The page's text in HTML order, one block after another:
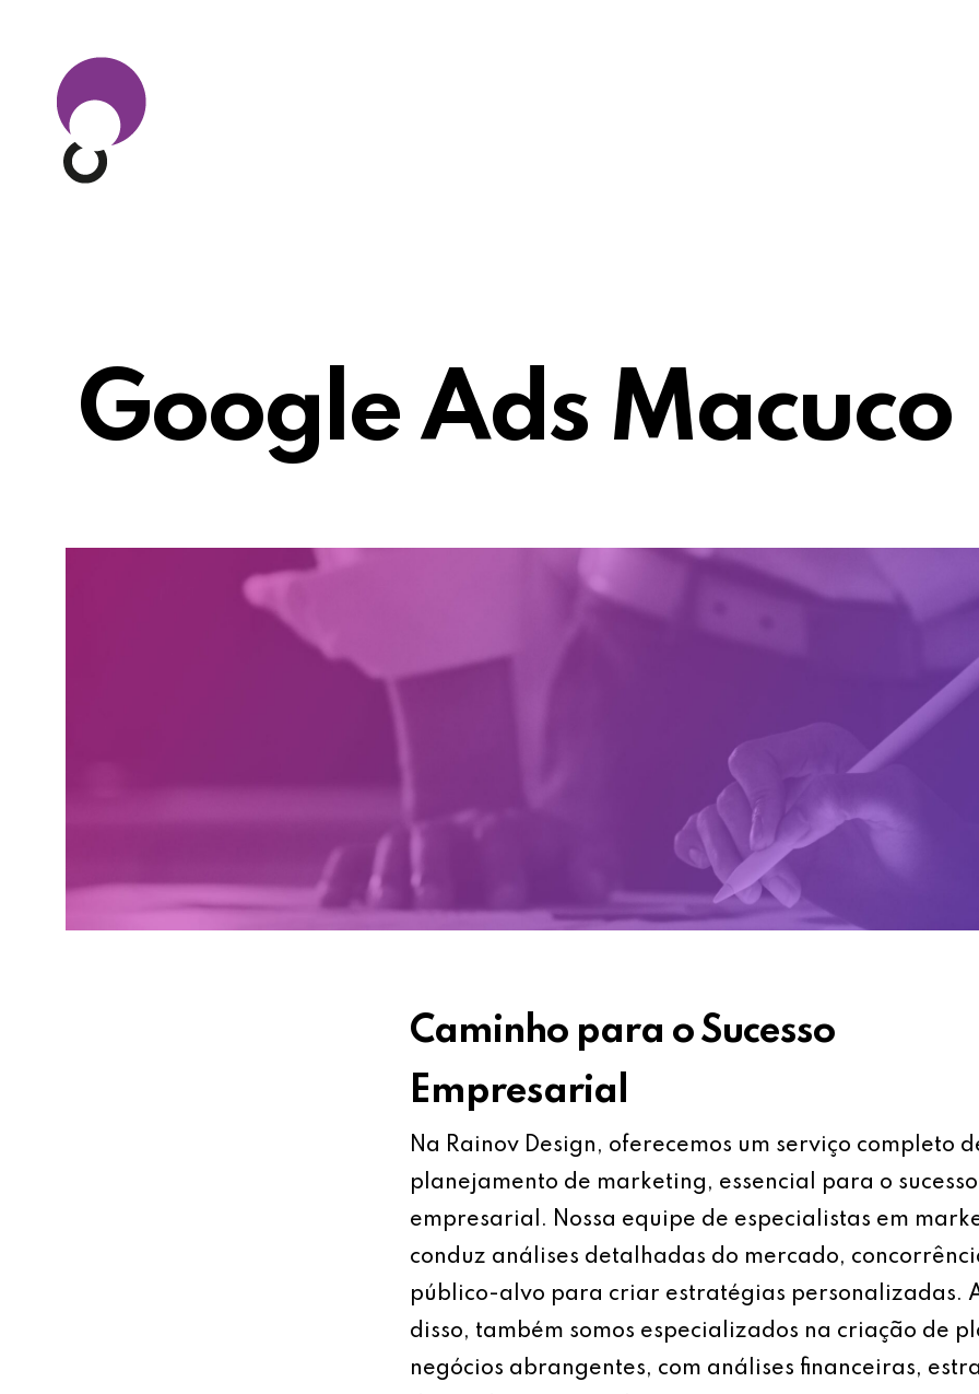
Google Ads Macuco
Caminho para o Sucesso
Empresarial
Na Rainov Design, oferecemos um serviço completo
planejamento de marketing, essencial para o sucesso
empresarial. Nossa equipe de especialistas em
conduz análises detalhadas do mercado,
público-alvo para criar estratégias personalizadas.
disso, também somos especializados na criação de
negócios abrangentes, com análises financeiras,